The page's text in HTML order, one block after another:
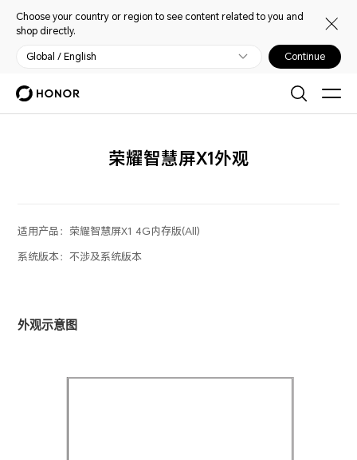
Choose your country or region to see content related to you and
shop directly.
Global / English Continue
荣耀智慧屏X1外观
适用产品： 荣耀智慧屏X1 4G内存版(All)
系统版本：不涉及系统版本
外观示意图